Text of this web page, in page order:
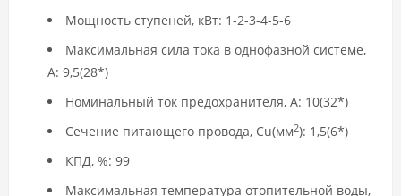
Мощность ступеней, кВт: 1-2-3-4-5-6
Максимальная сила тока в однофазной системе,
А: 9,5(28*)
Номинальный ток предохранителя, А: 10(32*)
Сечение питающего провода, Cu(мм2): 1,5(6*)
КПД, %: 99
Максимальная температура отопительной воды,